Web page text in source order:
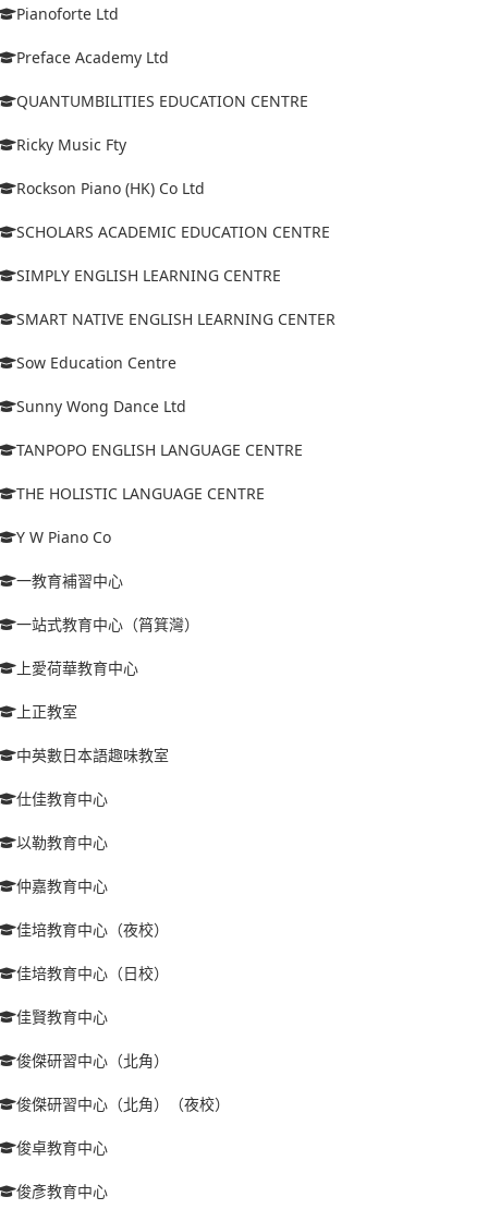
Pianoforte Ltd
Preface Academy Ltd
QUANTUMBILITIES EDUCATION CENTRE
Ricky Music Fty
Rockson Piano (HK) Co Ltd
SCHOLARS ACADEMIC EDUCATION CENTRE
SIMPLY ENGLISH LEARNING CENTRE
SMART NATIVE ENGLISH LEARNING CENTER
Sow Education Centre
Sunny Wong Dance Ltd
TANPOPO ENGLISH LANGUAGE CENTRE
THE HOLISTIC LANGUAGE CENTRE
Y W Piano Co
一教育補習中心
一站式教育中心（筲箕灣）
上愛荷華教育中心
上正教室
中英數日本語趣味教室
仕佳教育中心
以勒教育中心
仲嘉教育中心
佳培教育中心（夜校）
佳培教育中心（日校）
佳賢教育中心
俊傑研習中心（北角）
俊傑研習中心（北角）（夜校）
俊卓教育中心
俊彥教育中心